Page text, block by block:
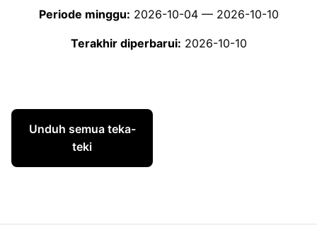
Periode minggu: 2026-10-04 — 2026-10-10
Terakhir diperbarui: 2026-10-10
Unduh semua teka-
teki